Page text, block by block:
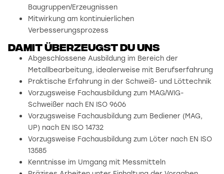
Baugruppen/Erzeugnissen
Mitwirkung am kontinuierlichen
Verbesserungsprozess
damit überzeugst du uns
Abgeschlossene Ausbildung im Bereich der
Metallbearbeitung, idealerweise mit Berufserfahrung
Praktische Erfahrung in der Schweiß- und Löttechnik
Vorzugsweise Fachausbildung zum MAG/WIG-
Schweißer nach EN ISO 9606
Vorzugsweise Fachausbildung zum Bediener (MAG,
UP) nach EN ISO 14732
Vorzugsweise Fachausbildung zum Löter nach EN ISO
13585
Kenntnisse im Umgang mit Messmitteln